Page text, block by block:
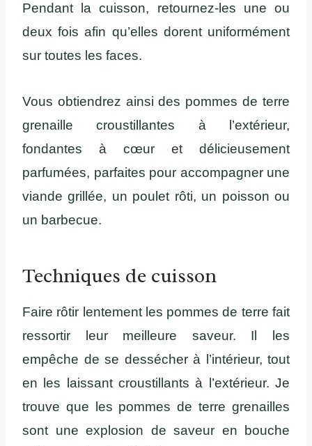
Pendant la cuisson, retournez-les une ou
deux fois afin qu’elles dorent uniformément
sur toutes les faces.
Vous obtiendrez ainsi des pommes de terre
grenaille croustillantes à l’extérieur,
fondantes à cœur et délicieusement
parfumées, parfaites pour accompagner une
viande grillée, un poulet rôti, un poisson ou
un barbecue.
Techniques de cuisson
Faire rôtir lentement les pommes de terre fait
ressortir leur meilleure saveur. Il les
empêche de se dessécher à l’intérieur, tout
en les laissant croustillants à l’extérieur. Je
trouve que les pommes de terre grenailles
sont une explosion de saveur en bouche